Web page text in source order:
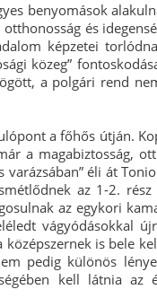
benyomások
és
képzetei
közeg”
a polgári rend
a főhős útján.
a magabiztosság,
éli át
az 1-2.
az egykori
vágyódásokkal
is bele
pedig különös
kell látnia az